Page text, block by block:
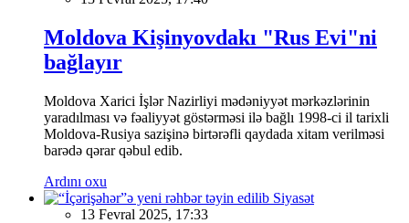
Moldova Kişinyovdakı "Rus Evi"ni
bağlayır
Moldova Xarici İşlər Nazirliyi mədəniyyət mərkəzlərinin
yaradılması və fəaliyyət göstərməsi ilə bağlı 1998-ci il tarixli
Moldova-Rusiya sazişinə birtərəfli qaydada xitam verilməsi
barədə qərar qəbul edib.
Ardını oxu
Siyasət
13 Fevral 2025, 17:33